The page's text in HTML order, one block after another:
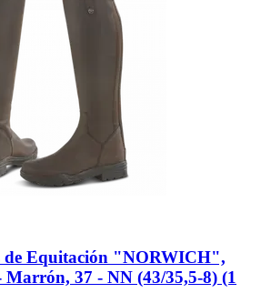
de Equitación "NORWICH",
37 -​ NN (43/35,5-​8) (1